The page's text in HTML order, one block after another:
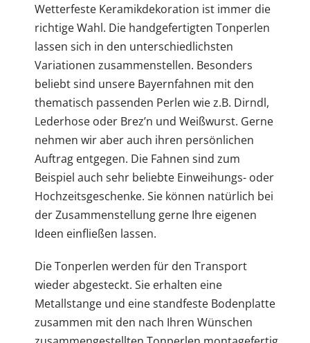
Wetterfeste Keramikdekoration ist immer die
richtige Wahl. Die handgefertigten Tonperlen
lassen sich in den unterschiedlichsten
Variationen zusammenstellen. Besonders
beliebt sind unsere Bayernfahnen mit den
thematisch passenden Perlen wie z.B. Dirndl,
Lederhose oder Brez’n und Weißwurst. Gerne
nehmen wir aber auch ihren persönlichen
Auftrag entgegen. Die Fahnen sind zum
Beispiel auch sehr beliebte Einweihungs- oder
Hochzeitsgeschenke. Sie können natürlich bei
der Zusammenstellung gerne Ihre eigenen
Ideen einfließen lassen.
Die Tonperlen werden für den Transport
wieder abgesteckt. Sie erhalten eine
Metallstange und eine standfeste Bodenplatte
zusammen mit den nach Ihren Wünschen